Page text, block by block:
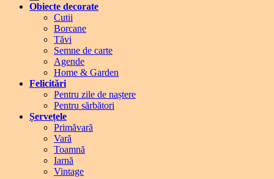
Obiecte decorate
Cutii
Borcane
Tăvi
Semne de carte
Agende
Home & Garden
Felicitări
Pentru zile de naștere
Pentru sărbători
Șervețele
Primăvară
Vară
Toamnă
Iarnă
Vintage